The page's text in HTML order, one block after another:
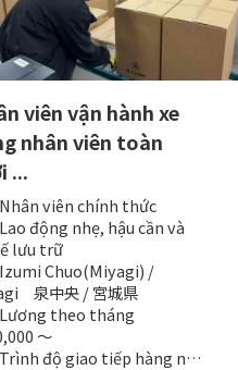
viên vận hành xe
nhân viên toàn
...
Nhân viên chính thức
Lao động nhẹ, hậu cần và
lưu trữ
Izumi Chuo(Miyagi) /
泉中央 / 宮城県
Lương theo tháng
～
Trình độ giao tiếp hàng ngày (Tương đương N3)